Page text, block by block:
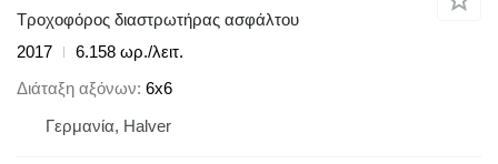
Τροχοφόρος διαστρωτήρας ασφάλτου
2017
6.158 ωρ./λειτ.
Διάταξη αξόνων 6x6
Γερμανία, Halver